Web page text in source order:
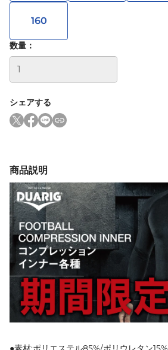
160
数量：
シェアする
商品説明